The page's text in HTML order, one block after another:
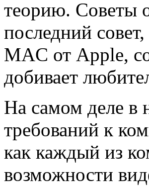
теорию. Советы
последний
MAC от Apple,
добивает
На самом деле в
требований к
как каждый из
возможности